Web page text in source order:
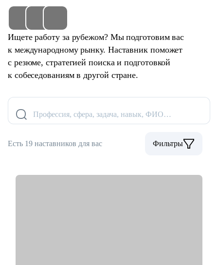
Ищете работу за рубежом? Мы подготовим вас
к международному рынку. Наставник поможет
с резюме, стратегией поиска и подготовкой
к собеседованиям в другой стране.
Профессия, сфера, задача, навык, ФИО…
Есть 19 наставников для вас Фильтры